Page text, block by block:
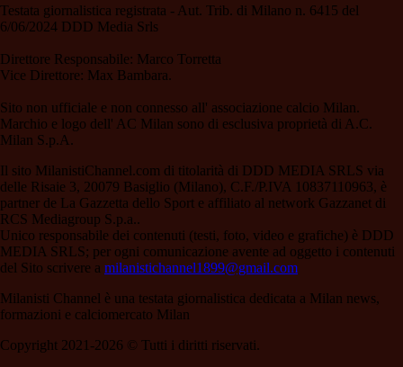
Testata giornalistica registrata - Aut. Trib. di Milano n. 6415 del
6/06/2024 DDD Media Srls
Direttore Responsabile: Marco Torretta
Vice Direttore: Max Bambara.
Sito non ufficiale e non connesso all' associazione calcio Milan.
Marchio e logo dell' AC Milan sono di esclusiva proprietà di A.C.
Milan S.p.A.
Il sito MilanistiChannel.com di titolarità di DDD MEDIA SRLS via
delle Risaie 3, 20079 Basiglio (Milano), C.F./P.IVA 10837110963, è
partner de La Gazzetta dello Sport e affiliato al network Gazzanet di
RCS Mediagroup S.p.a..
Unico responsabile dei contenuti (testi, foto, video e grafiche) è DDD
MEDIA SRLS; per ogni comunicazione avente ad oggetto i contenuti
del Sito scrivere a milanistichannel1899@gmail.com
Milanisti Channel è una testata giornalistica dedicata a Milan news,
formazioni e calciomercato Milan
Copyright 2021-2026 © Tutti i diritti riservati.